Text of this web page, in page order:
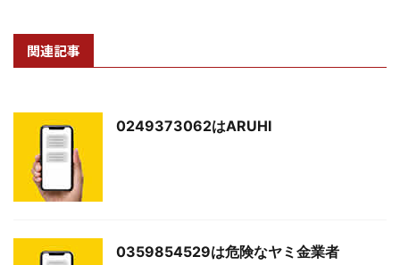
関連記事
0249373062はARUHI
0359854529は危険なヤミ金業者